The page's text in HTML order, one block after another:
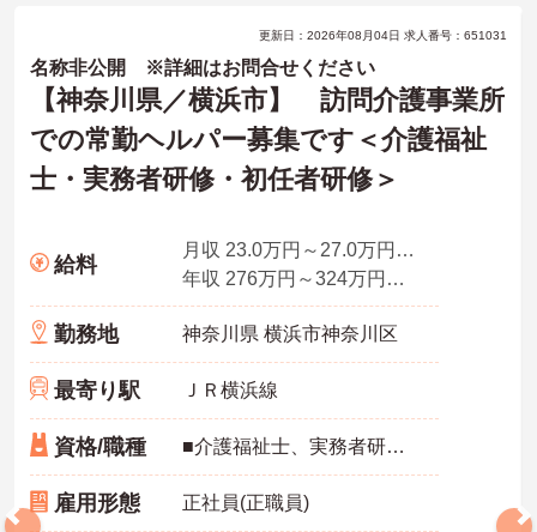
更新日：2026年08月04日 求人番号：651031
名称非公開 ※詳細はお問合せください
【神奈川県／横浜市】 訪問介護事業所
での常勤ヘルパー募集です＜介護福祉
士・実務者研修・初任者研修＞
給料
月収 23.0万円～27.0万円程度（諸手当含む）
年収 276万円～324万円（別途、賞与支給）
勤務地 神奈川県 横浜市神奈川区
最寄り駅 ＪＲ横浜線
資格/職種 ■介護福祉士、実務者研修（ヘルパー1級）、介護職員初任者研修（ヘルパー2級）、介護職員基礎研修のいずれかの資格必須
雇用形態 正社員(正職員)